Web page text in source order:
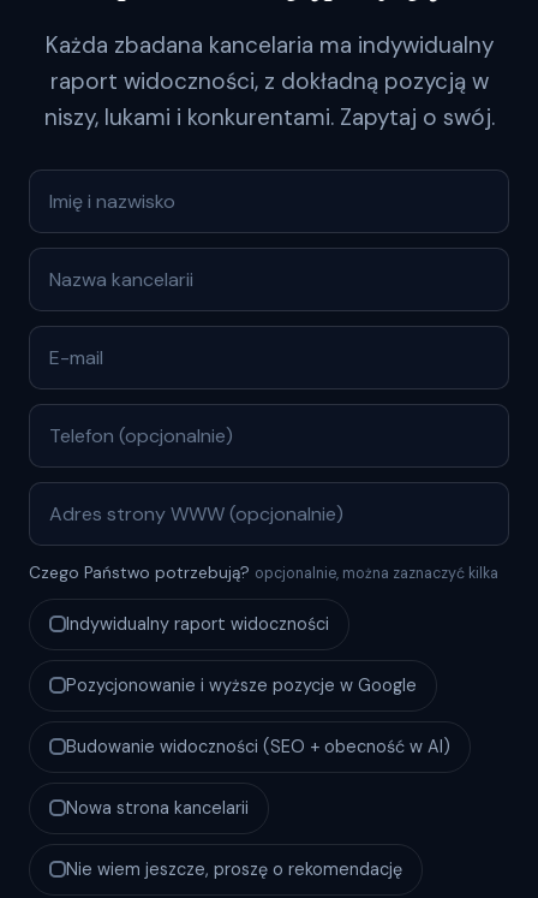
Każda zbadana kancelaria ma indywidualny
raport widoczności, z dokładną pozycją w
niszy, lukami i konkurentami. Zapytaj o swój.
Czego Państwo potrzebują? opcjonalnie, można zaznaczyć kilka
Indywidualny raport widoczności
Pozycjonowanie i wyższe pozycje w Google
Budowanie widoczności (SEO + obecność w AI)
Nowa strona kancelarii
Nie wiem jeszcze, proszę o rekomendację